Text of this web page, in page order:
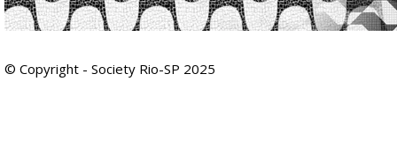
© Copyright - Society Rio-SP 2025